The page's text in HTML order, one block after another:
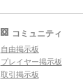
コミュニティ
自由掲示板
プレイヤー掲示板
取引掲示板